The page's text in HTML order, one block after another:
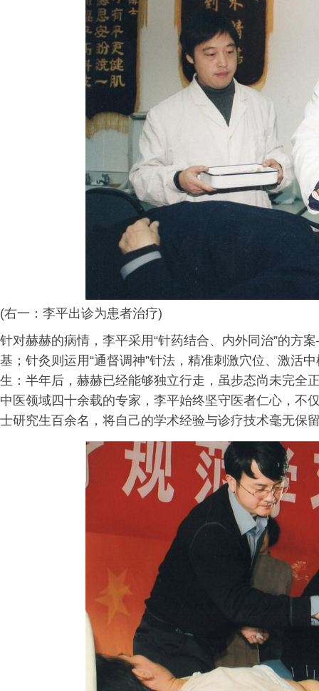
(右一：李平出诊为患者治疗)
针对赫赫的病情，李平采用“针药结合、内外同治”的
基；针灸则运用“通督调神”针法，精准刺激穴位、激活
生：半年后，赫赫已经能够独立行走，虽步态尚未完全
中医领域四十余载的专家，李平始终坚守医者仁心，不
士研究生百余名，将自己的学术经验与诊疗技术毫无保